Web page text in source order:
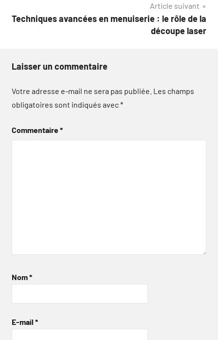
Article suivant
Techniques avancées en menuiserie : le rôle de la
découpe laser
Laisser un commentaire
Votre adresse e-mail ne sera pas publiée. Les champs
obligatoires sont indiqués avec*
Commentaire*
Nom*
E-mail *